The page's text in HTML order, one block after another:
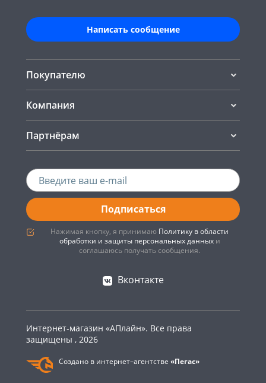
Написать сообщение
Покупателю
Компания
Партнёрам
Подписаться
Нажимая кнопку, я принимаю Политику в области
обработки и защиты персональных данныхи
соглашаюсь получать сообщения.
Вконтакте
Интернет-магазин «АПлайн». Все права
защищены , 2026
Создано в интернет–агентстве «Пегас»